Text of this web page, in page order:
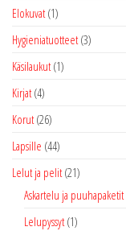
Elokuvat (1)
Hygieniatuotteet (3)
Käsilaukut (1)
Kirjat (4)
Korut (26)
Lapsille (44)
Lelut ja pelit (21)
Askartelu ja puuhapaketit
Lelupyssyt (1)